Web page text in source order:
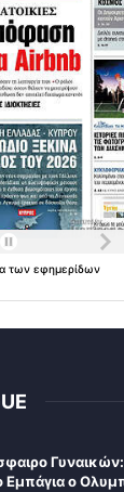
των εφημερίδων
Εμπάγια ο